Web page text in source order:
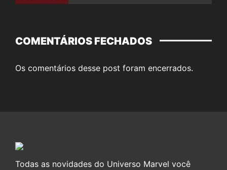
COMENTÁRIOS FECHADOS
Os comentários desse post foram encerrados.
Todas as novidades do Universo Marvel você